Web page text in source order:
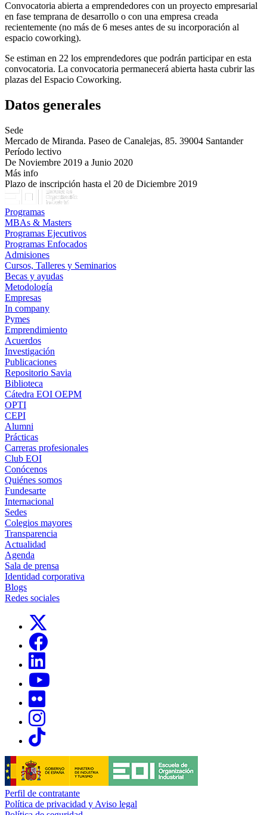
Convocatoria abierta a emprendedores con un proyecto empresarial
en fase temprana de desarrollo o con una empresa creada
recientemente (no más de 6 meses antes de su incorporación al
espacio coworking).
Se estiman en 22 los emprendedores que podrán participar en esta
convocatoria. La convocatoria permanecerá abierta hasta cubrir las
plazas del Espacio Coworking.
Datos generales
Sede
Mercado de Miranda. Paseo de Canalejas, 85. 39004 Santander
Período lectivo
De Noviembre 2019 a Junio 2020
Más info
Plazo de inscripción hasta el 20 de Diciembre 2019
Programas
MBAs & Masters
Programas Ejecutivos
Programas Enfocados
Admisiones
Cursos, Talleres y Seminarios
Becas y ayudas
Metodología
Empresas
In company
Pymes
Emprendimiento
Acuerdos
Investigación
Publicaciones
Repositorio Savia
Biblioteca
Cátedra EOI OEPM
OPTI
CEPI
Alumni
Prácticas
Carreras profesionales
Club EOI
Conócenos
Quiénes somos
Fundesarte
Internacional
Sedes
Colegios mayores
Transparencia
Actualidad
Agenda
Sala de prensa
Identidad corporativa
Blogs
Redes sociales
Links, Opens in this window
Links, Opens in this window
Links, Opens in this window
Links, Opens in this window
Links, Opens in this window
Perfil de contratante
Política de privacidad y Aviso legal